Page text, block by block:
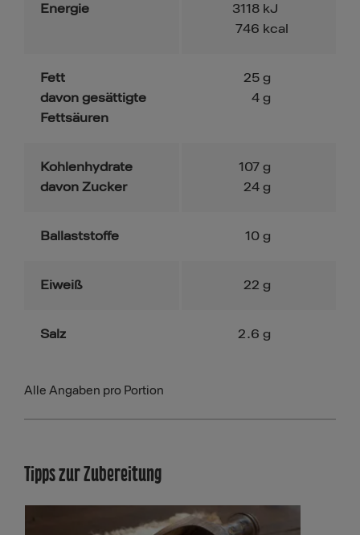
Energie 3118 kJ
746 kcal
Fett
davon gesättigte
Fettsäuren
25 g
4 g
Kohlenhydrate
davon Zucker
107 g
24 g
Ballaststoffe 10 g
Eiweiß 22 g
Salz 2.6 g
Alle Angaben pro Portion
Tipps zur Zubereitung